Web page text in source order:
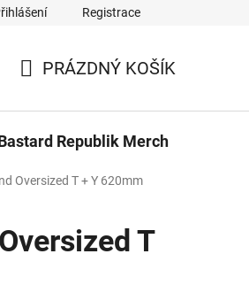
Napiště nám
Registrace
KOŠÍK
PRÁZDNÝ KOŠÍK
Republik Merch
Oversized T + Y 620mm
T